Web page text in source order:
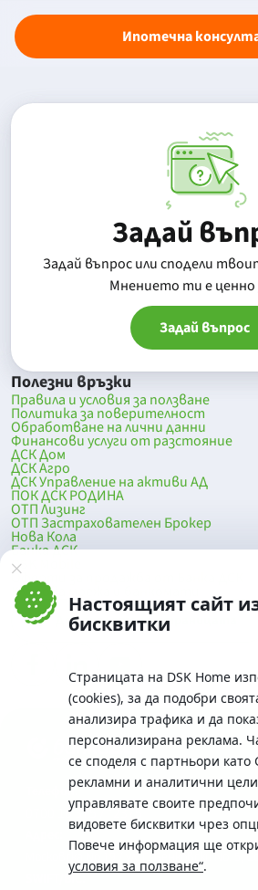
Настоящият сайт
бисквитки
Страницата на DSK Home
(cookies), за да подобри
анализира трафика и да
персонализирана реклама.
се споделя с партньори като
рекламни и аналитични
управлявате своите
видовете бисквитки чрез
Повече информация ще
условия за ползване“.
Ипотечна
Задай
Задай въпрос или сподели
Mнението ти е ценно
Задай въпрос
Полезни връзки
Правила и условия за ползване
Политика за поверителност
Обработване на лични данни
Финансови услуги от разстояние
ДСК Дом
ДСК Агро
ДСК Управление на активи АД
ПОК ДСК РОДИНА
ОТП Лизинг
ОТП Застрахователен Брокер
Нова Кола
Банка ДСК
DSK Mobile
Оферти за продажба от Банка ДСК
Клонова мрежа и банкомати
До началото на страницата
Телефон:
0700 10 375 / *2375
Московска No.19 / ул. Г. Бенковски No. 5,
SWIFT/BIC: